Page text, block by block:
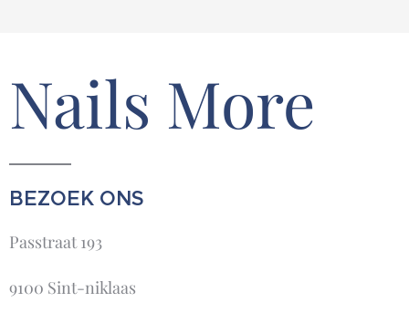
Nails More
BEZOEK ONS
Passtraat 193
9100 Sint-niklaas